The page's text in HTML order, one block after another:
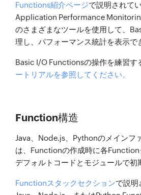
Functions紹介ページで説明されて
Application Performance
のさまざまなツールを使用して、
理し、パフォーマンス統計を表示で
Basic I/O Functionsの操作を練習す
ートリアルを参照してください。
Function構造
Java、Node.js、Pythonのメインフ
は、Functionの作成時に各Function
デフォルトコードとモジュールで初
Functionスタックセクションで説明